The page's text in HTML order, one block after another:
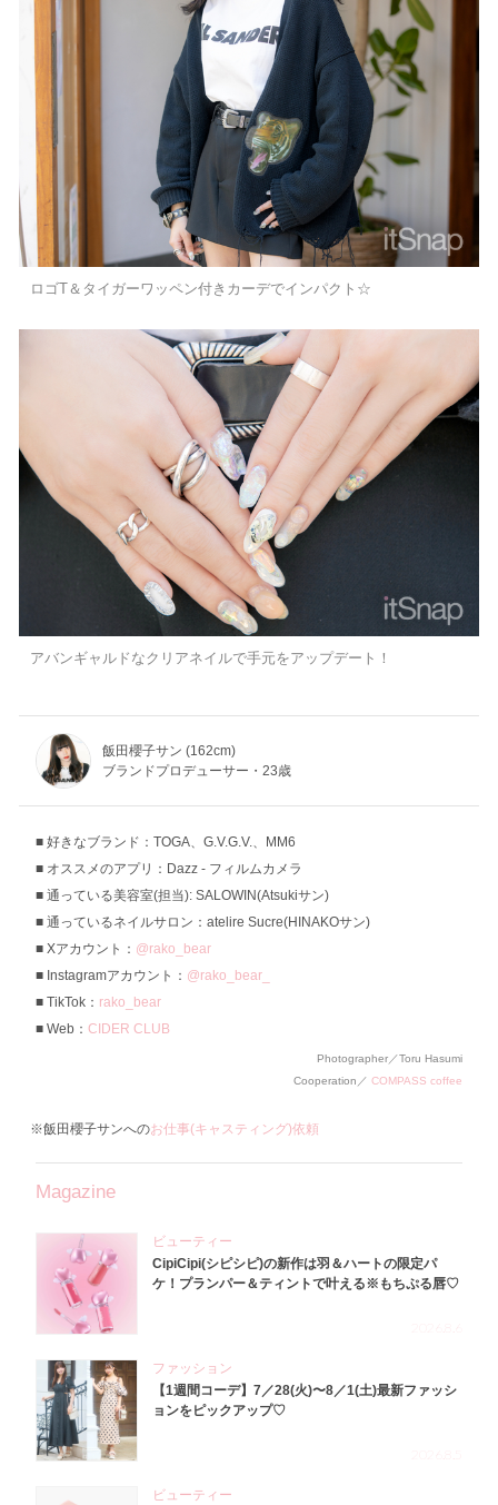
ロゴT＆タイガーワッペン付きカーデでインパクト☆
アバンギャルドなクリアネイルで手元をアップデート！
飯田櫻子サン (162cm)
ブランドプロデューサー・23歳
好きなブランド：TOGA、G.V.G.V.、MM6
オススメのアプリ：Dazz - フィルムカメラ
通っている美容室(担当): SALOWIN(Atsukiサン)
通っているネイルサロン：atelire Sucre(HINAKOサン)
Xアカウント： @rako_bear
Instagramアカウント： @rako_bear_
TikTok： rako_bear
Web： CIDER CLUB
Photographer／Toru Hasumi
Cooperation／ COMPASS coffee
※飯田櫻子サンへのお仕事(キャスティング)依頼
Magazine
ビューティー
CipiCipi(シピシピ)の新作は羽＆ハートの限定パ
ケ！プランパー＆ティントで叶える※もちぷる唇♡
ファッション
【1週間コーデ】7／28(火)〜8／1(土)最新ファッシ
ョンをピックアップ♡
ビューティー